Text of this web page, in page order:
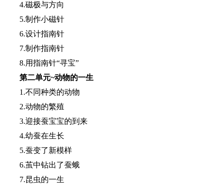
4.磁极与方向
5.制作小磁针
6.设计指南针
7.制作指南针
8.用指南针“寻宝”
第二单元~动物的一生
1.不同种类的动物
2.动物的繁殖
3.迎接蚕宝宝的到来
4.幼蚕在生长
5.蚕变了新模样
6.茧中钻出了蚕蛾
7.昆虫的一生